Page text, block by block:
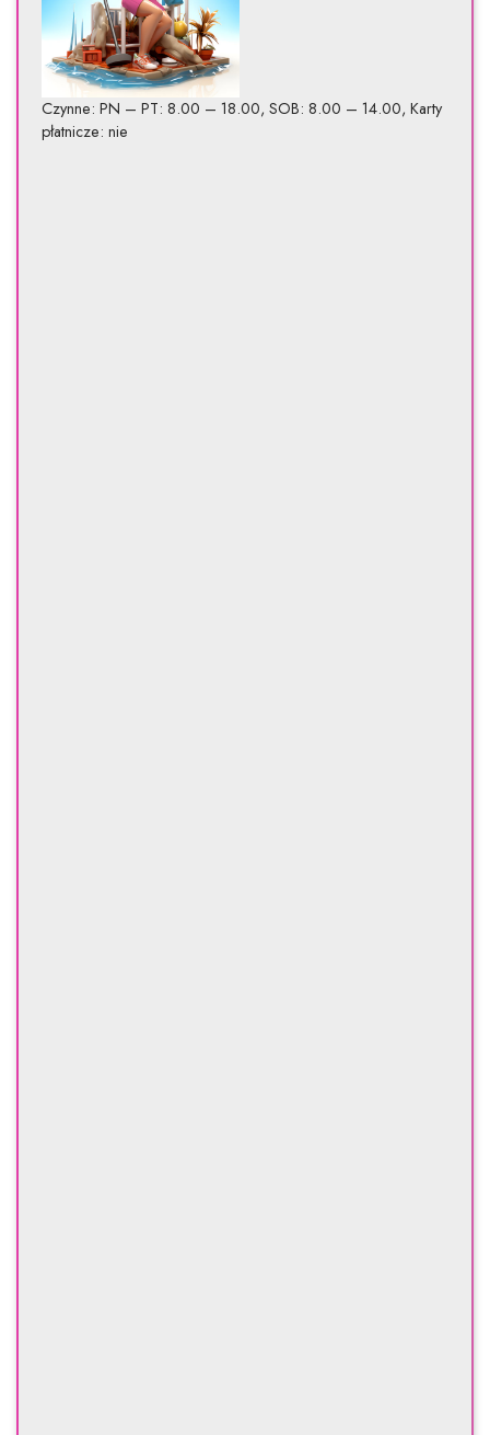
Czynne: PN – PT: 8.00 – 18.00, SOB: 8.00 – 14.00, Karty
płatnicze: nie